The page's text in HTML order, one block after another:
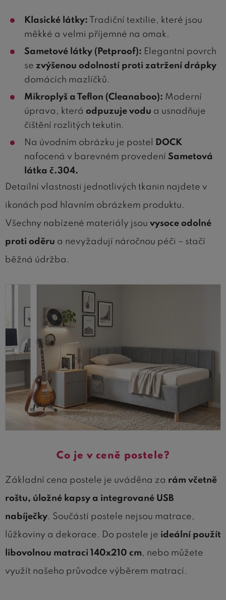
Klasické látky: Tradiční textilie, které jsou
měkké a velmi příjemné na omak.
Sametové látky (Petproof): Elegantní povrch
se zvýšenou odolností proti zatržení drápky
domácích mazlíčků.
Mikroplyš a Teflon (Cleanaboo): Moderní
úprava, která odpuzuje vodu a usnadňuje
čištění rozlitých tekutin.
Na úvodním obrázku je postel
DOCK
nafocená v barevném provedení Sametová
látka č.304.
Detailní vlastnosti jednotlivých tkanin najdete v
ikonách pod hlavním obrázkem produktu.
Všechny nabízené materiály jsou vysoce odolné
proti oděru a nevyžadují náročnou péči – stačí
běžná údržba.
Co je v ceně postele?
Základní cena postele je uváděna za rám včetně
roštu, úložné kapsy a integrované USB
nabíječky. Součástí postele nejsou matrace,
lůžkoviny a dekorace. Do postele je ideální použít
libovolnou matraci 140x210 cm, nebo můžete
využít našeho průvodce výběrem matrací.